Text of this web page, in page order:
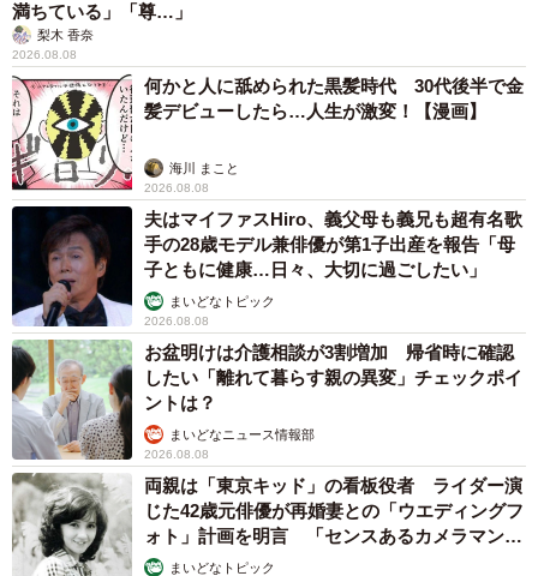
満ちている」「尊…」
梨木 香奈
2026.08.08
何かと人に舐められた黒髪時代 30代後半で金
髪デビューしたら…人生が激変！【漫画】
海川 まこと
2026.08.08
夫はマイファスHiro、義父母も義兄も超有名歌
手の28歳モデル兼俳優が第1子出産を報告「母
子ともに健康…日々、大切に過ごしたい」
まいどなトピック
2026.08.08
お盆明けは介護相談が3割増加 帰省時に確認
したい「離れて暮らす親の異変」チェックポイ
ントは？
まいどなニュース情報部
2026.08.08
両親は「東京キッド」の看板役者 ライダー演
じた42歳元俳優が再婚妻との「ウエディングフ
ォト」計画を明言 「センスあるカメラマン求
む」まいどなトピック